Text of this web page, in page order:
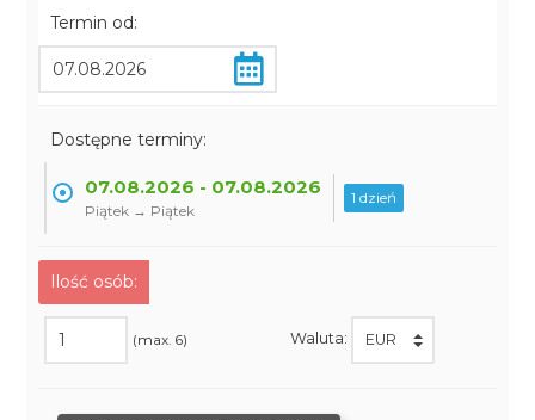
Termin od:
Dostępne terminy:
07.08.2026 - 07.08.2026
Piątek → Piątek
1 dzień
Ilość osób:
(max. 6) Waluta: